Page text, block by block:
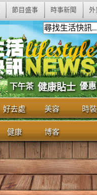
節目盛事 時事新聞 外
下午茶 健康貼士 優惠
好去處 美容 時裝
健康 博客